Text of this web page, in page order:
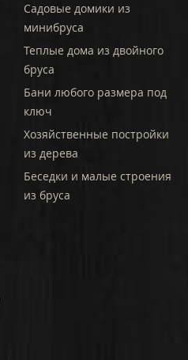
Садовые домики из
минибруса
Теплые дома из двойного
бруса
Бани любого размера под
ключ
Хозяйственные постройки
из дерева
Беседки и малые строения
из бруса